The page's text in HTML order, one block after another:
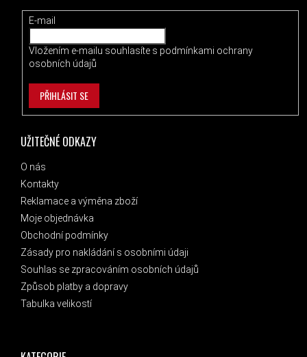
UŽITEČNÉ ODKAZY
O nás
Kontakty
Reklamace a výměna zboží
Moje objednávka
Obchodní podmínky
Zásady pro nakládání s osobními údaji
Souhlas se zpracováním osobních údajů
Způsob platby a dopravy
Tabulka velikostí
E-mail
Vložením e-mailu souhlasíte s podmínkami ochrany
osobních údajů
PŘIHLÁSIT SE